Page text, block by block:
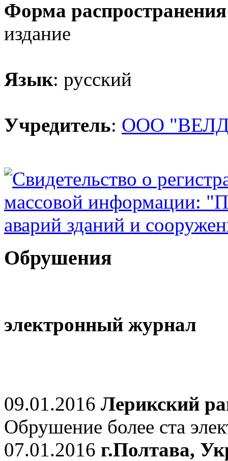
Форма распространения
издание
Язык: русский
Учредитель: ООО
Обрушения
электронный журнал
09.01.2016 Лерикский
Обрушение более ста
07.01.2016 г.Полтава,